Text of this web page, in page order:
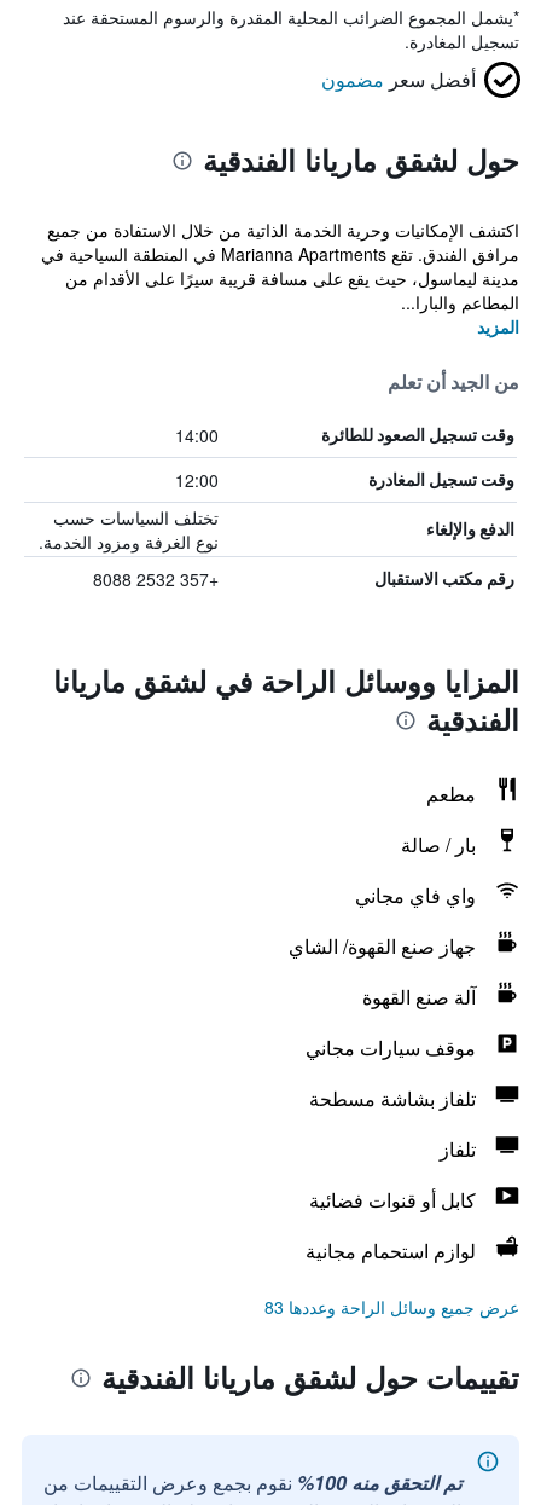
*يشمل المجموع الضرائب المحلية المقدرة والرسوم المستحقة عند
تسجيل المغادرة.
أفضل سعر مضمون
حول لشقق ماريانا الفندقية
اكتشف الإمكانيات وحرية الخدمة الذاتية من خلال الاستفادة من جميع
مرافق الفندق. تقع Marianna Apartments في المنطقة السياحية في
مدينة ليماسول، حيث يقع على مسافة قريبة سيرًا على الأقدام من
المطاعم والبارا...
المزيد
من الجيد أن تعلم
وقت تسجيل الصعود للطائرة 14:00
وقت تسجيل المغادرة 12:00
الدفع والإلغاء
تختلف السياسات حسب
نوع الغرفة ومزود الخدمة.
رقم مكتب الاستقبال +357 2532 8088
المزايا ووسائل الراحة في لشقق ماريانا
الفندقية
مطعم
بار / صالة
واي فاي مجاني
جهاز صنع القهوة/ الشاي
آلة صنع القهوة
موقف سيارات مجاني
تلفاز بشاشة مسطحة
تلفاز
كابل أو قنوات فضائية
لوازم استحمام مجانية
عرض جميع وسائل الراحة وعددها 83
تقييمات حول لشقق ماريانا الفندقية
تم التحقق منه 100%
نقوم بجمع وعرض التقييمات من